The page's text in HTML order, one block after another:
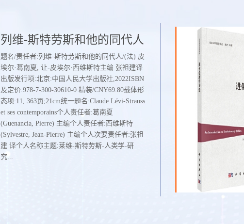
进化伦理学导论
题名/责任者:进化伦理学导论/(美) 斯科特·詹姆斯
著 赵斌译出版发行项:北京:科学出版
社,2021ISBN及定价:978-7-03-069790-
5/CNY98.00载体形态项:xii, 220页:图;24cm统一题
名:Introduction to evolutionary ethics丛编项:社会
科学哲学译丛个人责任者:詹姆斯 (James, Scott
M.) 著个人次要责任者:赵斌 译学科主题:进化论-
研究中图法分类号:Q111一般附注:本书为国家社
会科学基金重大项目“人类道德行为的进化与社
会文化心理机制研究...
南医书舍 第112期 分成两半
的子爵
中世纪战场上，梅达尔多子爵在对抗土耳其军队
时，被土耳其大炮击中，身体被竖直分成两半，
这两个半边各自奇迹般存活下来-一半是极端的
恶，一半是极端的善。恶的那面残暴冷酷，无恶
不作，以折磨他人为乐；善的这面，悲天悯人，
慈悲宽容，因过于理想而显得迂腐不堪，最终，
恶子爵和善子爵因爱上同一个姑娘，决定进行一
场生死决斗...... 内容节选
社科类热门借阅榜单
这本书，是一群误入歧途的天才的故事，也是一
群入院治疗的疯子的故事。 这本书，是作者高铭
耗时4年深入医院精神科、公安部等神秘机构，
和数百名“非常态人类”直接接触后，以访谈形式
记录了生活在社会另一个角落的人群（精神病患
者、心理障碍者等边缘人）的所思所想。 这本
书，是国内第一本具有人文情怀的精神病患谈访
录。在与精神病患对话的内容里涉及到生理学、
心理学、佛学、宗教、量子物理、符号学以及玛
雅文明和预言等众多领域。表现出精神病患看待